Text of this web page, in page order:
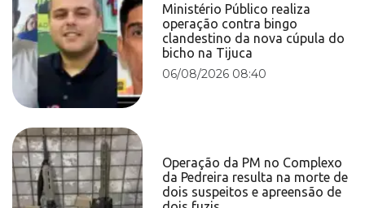
Ministério Público realiza
operação contra bingo
clandestino da nova cúpula do
bicho na Tijuca
06/08/2026 08:40
Operação da PM no Complexo
da Pedreira resulta na morte de
dois suspeitos e apreensão de